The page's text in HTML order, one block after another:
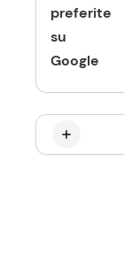
preferite
su
Google